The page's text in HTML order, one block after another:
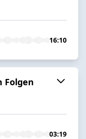
16:10
Folgen
03:19